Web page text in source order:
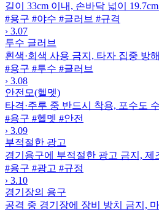
길이 33cm 이내, 손바닥 넓이
#용구 #야수 #글러브 #규격
› 3.07
투수 글러브
흰색·회색 사용 금지, 타자 집중 방
#용구 #투수 #글러브
› 3.08
안전모(헬멧)
타격·주루 중 반드시 착용, 포수도
#용구 #헬멧 #안전
› 3.09
부적절한 광고
경기용구에 부적절한 광고 금지, 제
#용구 #광고 #규정
› 3.10
경기장의 용구
공격 중 경기장에 장비 방치 금지,